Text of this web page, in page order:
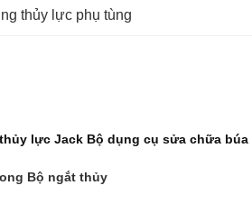
thủy lực phụ tùng
lực Jack Bộ dụng cụ sửa chữa búa
Bộ ngắt thủy